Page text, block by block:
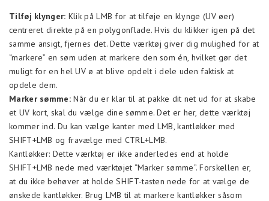
Tilføj klynger: Klik på LMB for at tilføje en klynge (UV øer)
centreret direkte på en polygonflade. Hvis du klikker igen på det
samme ansigt, fjernes det. Dette værktøj giver dig mulighed for at
“markere” en søm uden at markere den som én, hvilket gør det
muligt for en hel UV ø at blive opdelt i dele uden faktisk at
opdele dem.
Marker sømme:Når du er klar til at pakke dit net ud for at skabe
et UV kort, skal du vælge dine sømme. Det er her, dette værktøj
kommer ind. Du kan vælge kanter med LMB, kantløkker med
SHIFT+LMB og fravælge med CTRL+LMB.
Kantløkker: Dette værktøj er ikke anderledes end at holde
SHIFT+LMB nede med værktøjet “Marker sømme”. Forskellen er,
at du ikke behøver at holde SHIFT-tasten nede for at vælge de
ønskede kantløkker. Brug LMB til at markere kantløkker såsom